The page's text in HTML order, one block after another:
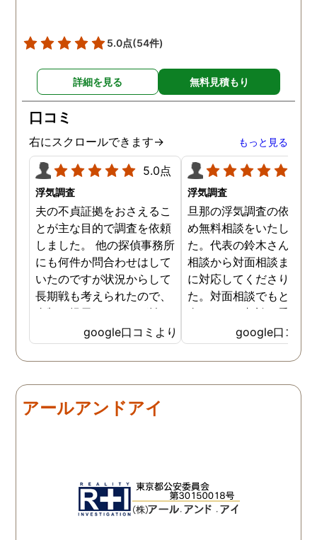
5.0点(54件)
詳細を見る 無料見積もり
口コミ
右にスクロールできます→ もっと見る
5.0点
浮気調査
夫の不貞証拠をおさえるこ
とが主な目的で調査を依頼
しました。 他の探偵事務所
にも何件か問合わせはして
いたのですが状況からして
長期戦も考えられたので、
金額を提示されそれが払え
ないとそもそも相談もでき
ない状態でした。 そんな中
ダメ元で同じ相談をした
してくださり、そして私が
持ってる情報から的確にア
を予想しながら調査してく
れて、実際に不貞の現場も
数回おさえることができと
google口コミより
浮気調査
旦那の浮気調査の依頼の
め無料相談をいたしまし
た。代表の鈴木さんが電
相談から対面相談まです
に対応してくださりまし
た。対面相談でもとても
身になって相談に乗って
ださりすぐに契約といっ
こともなく金銭的な問題
ありましたので相談して
さりました。結果として
後どうですか？と連絡ま
して下さり応援してるか
ねと温かい言葉までかけ
google口コミ
アールアンドアイ